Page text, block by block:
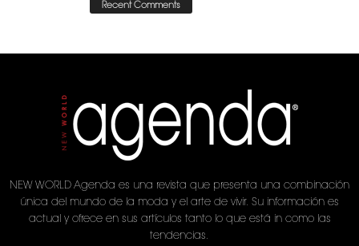
Recent Comments
NEW WORLD Agenda es una revista que presenta una combinación
única del mundo de la moda y el arte de vivir. Su información es
actual y ofrece en sus artículos tanto lo que está in como las
tendencias.